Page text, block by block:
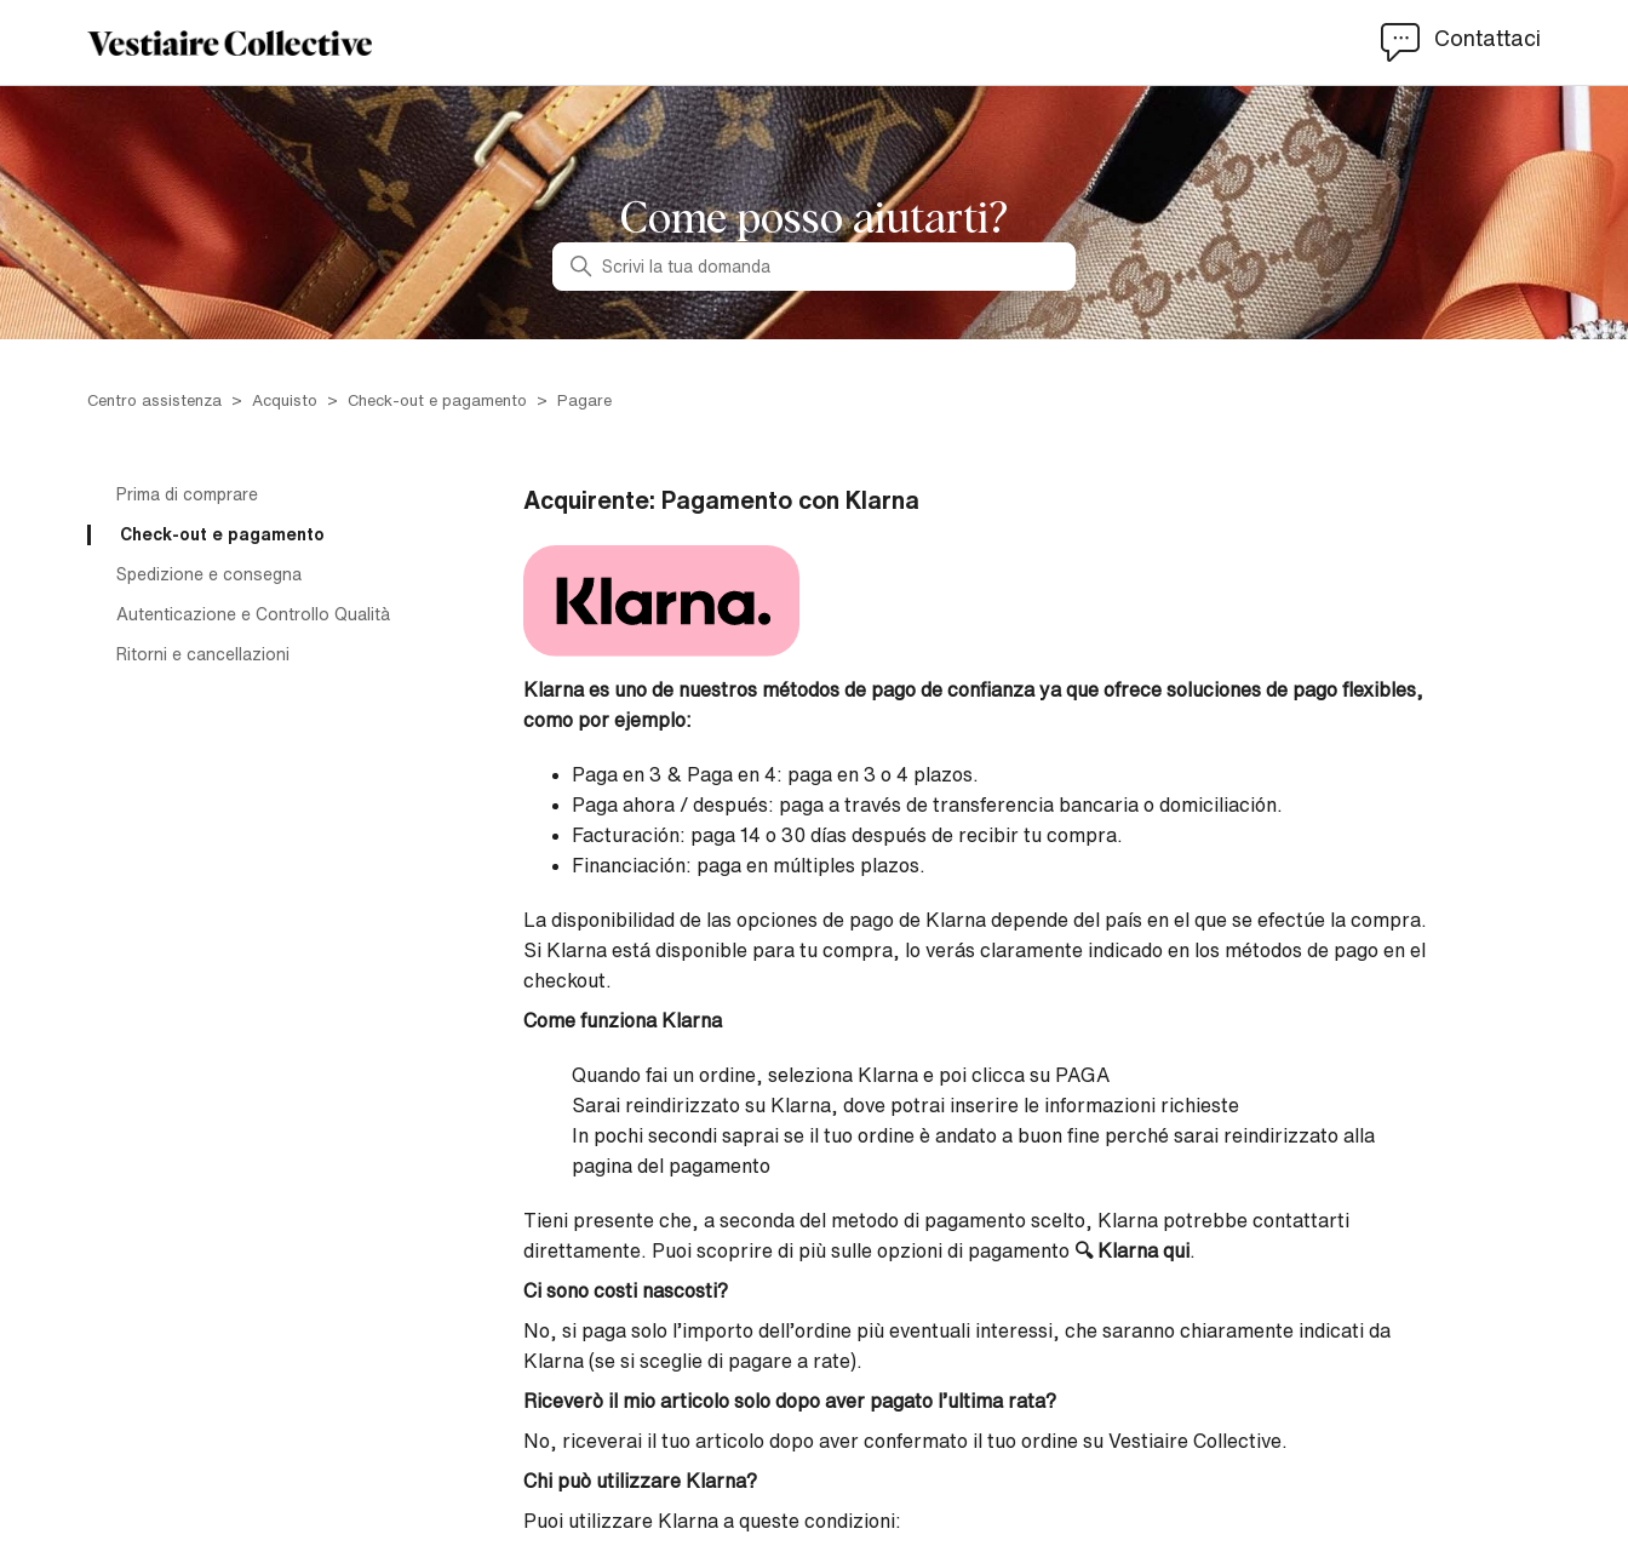
Contattaci
Come posso aiutarti?
Ricerca
Centro assistenza Acquisto Check-out e pagamento Pagare
Prima di comprare
Check-out e pagamento
Spedizione e consegna
Autenticazione e Controllo Qualità
Ritorni e cancellazioni
Acquirente: Pagamento con Klarna
Klarna es uno de nuestros métodos de pago de confianza ya que ofrece soluciones de pago flexibles,
como por ejemplo:
Paga en 3 & Paga en 4: paga en 3 o 4 plazos.
Paga ahora / después: paga a través de transferencia bancaria o domiciliación.
Facturación: paga 14 o 30 días después de recibir tu compra.
Financiación: paga en múltiples plazos.
La disponibilidad de las opciones de pago de Klarna depende del país en el que se efectúe la compra.
Si Klarna está disponible para tu compra, lo verás claramente indicado en los métodos de pago en el
checkout.
Come funziona Klarna
Quando fai un ordine, seleziona Klarna e poi clicca su PAGA
Sarai reindirizzato su Klarna, dove potrai inserire le informazioni richieste
In pochi secondi saprai se il tuo ordine è andato a buon fine perché sarai reindirizzato alla
pagina del pagamento
Tieni presente che, a seconda del metodo di pagamento scelto, Klarna potrebbe contattarti
direttamente. Puoi scoprire di più sulle opzioni di pagamento 🔍 Klarna qui.
Ci sono costi nascosti?
No, si paga solo l’importo dell’ordine più eventuali interessi, che saranno chiaramente indicati da
Klarna (se si sceglie di pagare a rate).
Riceverò il mio articolo solo dopo aver pagato l’ultima rata?
No, riceverai il tuo articolo dopo aver confermato il tuo ordine su Vestiaire Collective.
Chi può utilizzare Klarna?
Puoi utilizzare Klarna a queste condizioni: